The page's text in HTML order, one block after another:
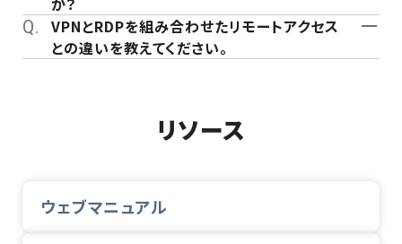
VPNとRDPを組み合わせたリモートアクセス
との違いを教えてください。
リソース
ウェブマニュアル